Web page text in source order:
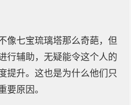
像七宝琉璃塔那么奇葩，但
行辅助，无疑能令这个人的
提升。这也是为什么他们只
要原因。